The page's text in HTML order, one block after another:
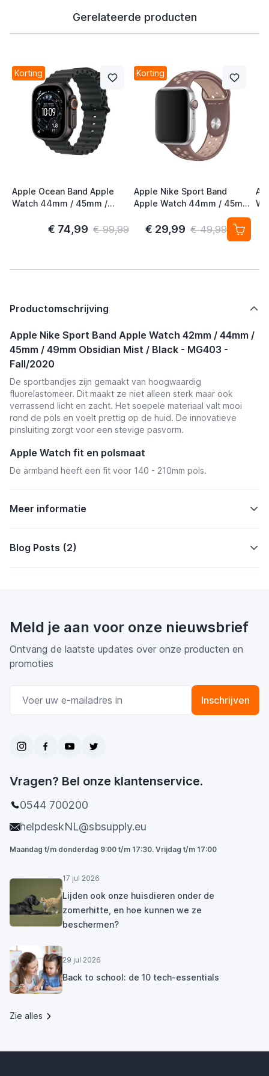
Gerelateerde producten
Korting
Apple Ocean Band Apple
Watch 44mm / 45mm /
Titanium€ 74,99 € 99,99
Korting
Apple Nike Sport Band
Apple Watch 44mm / 45mm
/ 46mm / 49mm Smokey
Mauve / Particle Beige
€ 29,99 € 49,99
Productomschrijving
Apple Nike Sport Band Apple Watch 42mm / 44mm /
45mm / 49mm Obsidian Mist / Black - MG403 -
Fall/2020
De sportbandjes zijn gemaakt van hoogwaardig
fluorelastomeer. Dit maakt ze niet alleen sterk maar ook
verrassend licht en zacht. Het soepele materiaal valt mooi
rond de pols en voelt prettig op de huid. De innovatieve
pinsluiting zorgt voor een stevige pasvorm.
Apple Watch fit en polsmaat
De armband heeft een fit voor 140 - 210mm pols.
Meer informatie
Blog Posts (2)
Meld je aan voor onze nieuwsbrief
Ontvang de laatste updates over onze producten en
promoties
Inschrijven
Vragen? Bel onze klantenservice.
0544 700200
helpdeskNL@sbsupply.eu
Maandag t/m donderdag 9:00 t/m 17:30. Vrijdag t/m 17:00
17 jul 2026
Lijden ook onze huisdieren onder de
zomerhitte, en hoe kunnen we ze
beschermen?
29 jul 2026
Back to school: de 10 tech-essentials
Zie alles